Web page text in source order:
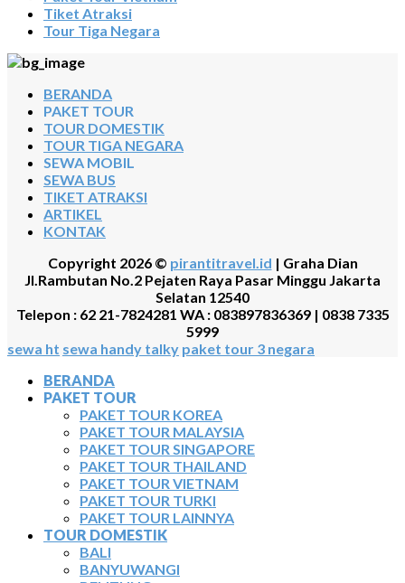
Tiket Atraksi
Tour Tiga Negara
BERANDA
PAKET TOUR
TOUR DOMESTIK
TOUR TIGA NEGARA
SEWA MOBIL
SEWA BUS
TIKET ATRAKSI
ARTIKEL
KONTAK
Copyright 2026 © pirantitravel.id | Graha Dian
Jl.Rambutan No.2 Pejaten Raya Pasar Minggu Jakarta
Selatan 12540
Telepon : 62 21-7824281 WA : 083897836369 | 0838 7335
5999
sewa ht sewa handy talky paket tour 3 negara
BERANDA
PAKET TOUR
PAKET TOUR KOREA
PAKET TOUR MALAYSIA
PAKET TOUR SINGAPORE
PAKET TOUR THAILAND
PAKET TOUR VIETNAM
PAKET TOUR TURKI
PAKET TOUR LAINNYA
TOUR DOMESTIK
BALI
BANYUWANGI